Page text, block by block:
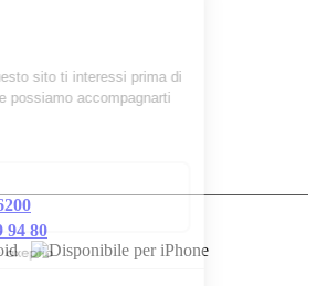
94 80